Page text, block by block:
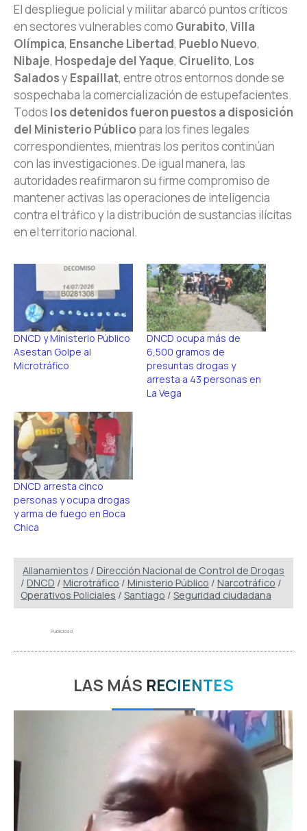
El despliegue policial y militar abarcó puntos críticos
en sectores vulnerables como Gurabito, Villa
Olímpica, Ensanche Libertad, Pueblo Nuevo,
Nibaje, Hospedaje del Yaque, Ciruelito, Los
SaladosyEspaillat, entre otros entornos donde se
sospechaba la comercialización de estupefacientes.
Todos los detenidos fueron puestos a disposición
del Ministerio Público para los fines legales
correspondientes, mientras los peritos continúan
con las investigaciones. De igual manera, las
autoridades reafirmaron su firme compromiso de
mantener activas las operaciones de inteligencia
contra el tráfico y la distribución de sustancias ilícitas
en el territorio nacional.
DNCD y Ministerio Público
Asestan Golpe al
Microtráfico
DNCD ocupa más de
6,500 gramos de
presuntas drogas y
arresta a 43 personas en
La Vega
DNCD arresta cinco
personas y ocupa drogas
y arma de fuego en Boca
Chica
Allanamientos / Dirección Nacional de Control de Drogas
/ DNCD / Microtráfico / Ministerio Público / Narcotráfico /
Operativos Policiales / Santiago / Seguridad ciudadana
Publicidad
LAS MÁS RECIENTES